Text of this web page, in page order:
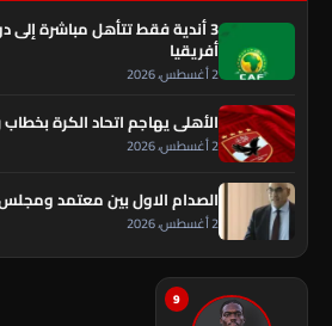
أفريقيا
2 أغسطس، 2026
الأهلي يهاجم اتحاد الكرة
2 أغسطس، 2026
الصدام الاول بين معتمد ومجلس
2 أغسطس، 2026
9